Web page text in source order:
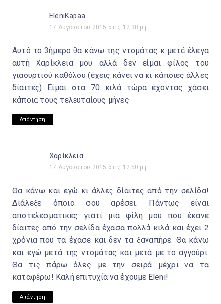
EleniKapaa
17 Αυγούστου 2015 στις 12:38 μ.μ.
Αυτό το 3ήμερο θα κάνω της ντομάτας κ μετά έλεγα
αυτή Χαρίκλεια μου αλλά δεν είμαι φίλος του
γιαουρτιού καθόλου (έχεις κάνει να κι κάποιες άλλες
δίαιτες) Είμαι στα 70 κιλά τώρα έχοντας χάσει
κάποια τους τελευταίους μήνες
Απάντηση
Χαρίκλεια
17 Αυγούστου 2015 στις 12:50 μ.μ.
Θα κάνω και εγώ κι άλλες δίαιτες από την σελίδα!
Διάλεξε όποια σου αρέσει. Πάντως είναι
αποτελεσματικές γιατί μια φίλη μου που έκανε
δίαιτες από την σελίδα έχασα πολλά κιλά και έχει 2
χρόνια που τα έχασε και δεν τα ξαναπήρε. Θα κάνω
και εγώ μετά της ντομάτας και μετά με το αγγούρι.
Θα τις πάρω όλες με την σειρά μέχρι να τα
καταφέρω! Καλή επιτυχία να έχουμε Eleni!
Απάντηση